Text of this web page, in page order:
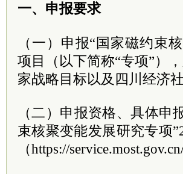
一、申报要求
（一）申报“国家磁约束
项目（以下简称“专项”）
家战略目标以及四川经济
（二）申报资格、具体
束核聚变能发展研究专项
（https://